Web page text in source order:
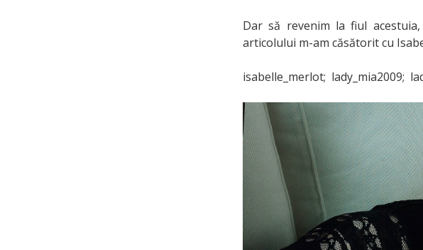
Dar să revenim la fiul
articolului m-am căsătorit cu
isabelle_merlot; lady_mia2009;